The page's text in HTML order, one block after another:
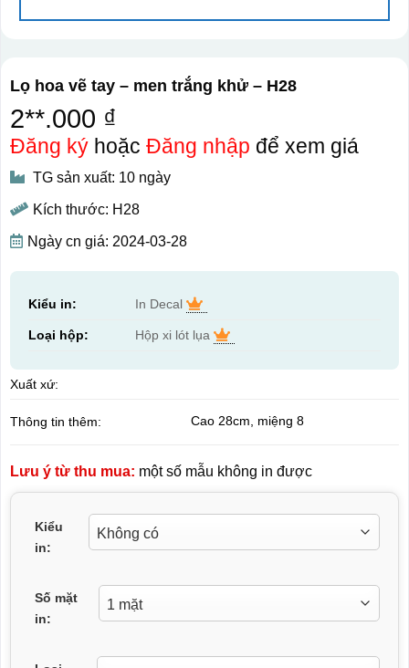
Lọ hoa vẽ tay – men trắng khử – H28
2**.000 ₫
Đăng kýhoặc Đăng nhập để xem giá
TG sản xuất: 10 ngày
Kích thước: H28
Ngày cn giá: 2024-03-28
Kiểu in: In Decal
Loại hộp: Hộp xi lót lụa
Xuất xứ:
Thông tin thêm: Cao 28cm, miệng 8
Lưu ý từ thu mua: một số mẫu không in được
Kiểu
in:
Số mặt
in: